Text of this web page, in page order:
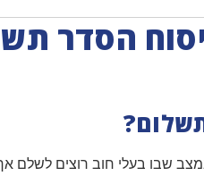
הסדר
שבו בעלי חוב רוצים לשלם